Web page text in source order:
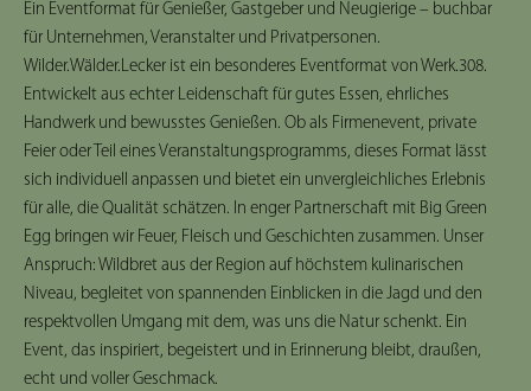
Ein Eventformat für Genießer, Gastgeber und Neugierige – buchbar
für Unternehmen, Veranstalter und Privatpersonen.
Wilder.Wälder.Lecker ist ein besonderes Eventformat von Werk.308.
Entwickelt aus echter Leidenschaft für gutes Essen, ehrliches
Handwerk und bewusstes Genießen. Ob als Firmenevent, private
Feier oder Teil eines Veranstaltungsprogramms, dieses Format lässt
sich individuell anpassen und bietet ein unvergleichliches Erlebnis
für alle, die Qualität schätzen. In enger Partnerschaft mit Big Green
Egg bringen wir Feuer, Fleisch und Geschichten zusammen. Unser
Anspruch: Wildbret aus der Region auf höchstem kulinarischen
Niveau, begleitet von spannenden Einblicken in die Jagd und den
respektvollen Umgang mit dem, was uns die Natur schenkt. Ein
Event, das inspiriert, begeistert und in Erinnerung bleibt, draußen,
echt und voller Geschmack.